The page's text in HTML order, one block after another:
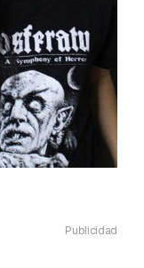
Publicidad